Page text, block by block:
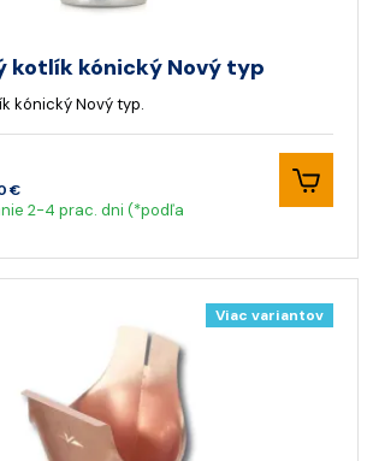
kotlík kónický Nový typ
kónický Nový typ.
€
2-4 prac. dni (*podľa
Viac variantov